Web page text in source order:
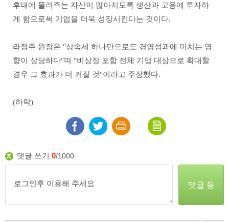
후대에 물려주는 자산이 많아지도록 생산과 고용에 투자하
게 함으로써 기업을 더욱 성장시킨다는 것이다.
라정주 원장은 "상속세 하나만으로도 경영성과에 미치는 영
향이 상당하다"며 "비상장 포함 전체 기업 대상으로 확대할
경우 그 효과가 더 커질 것"이라고 주장했다.
(하략)
댓글 쓰기 0/1000
댓글 등
록